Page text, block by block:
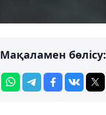
Мақаламен бөлісу: